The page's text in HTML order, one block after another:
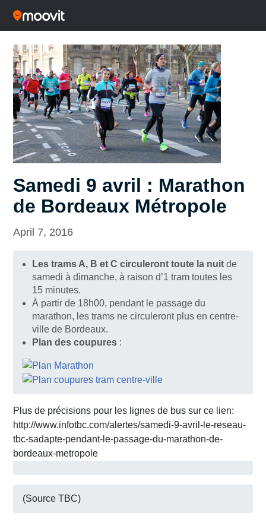
Samedi 9 avril : Marathon
de Bordeaux Métropole
April 7, 2016
Les trams A, B et C circuleront toute la nuit de
samedi à dimanche, à raison d’1 tram toutes les
15 minutes.
À partir de 18h00, pendant le passage du
marathon, les trams ne circuleront plus en centre-
ville de Bordeaux.
Plan des coupures :
Plus de précisions pour les lignes de bus sur ce lien:
http://www.infotbc.com/alertes/samedi-9-avril-le-reseau-
tbc-sadapte-pendant-le-passage-du-marathon-de-
bordeaux-metropole
(Source TBC)